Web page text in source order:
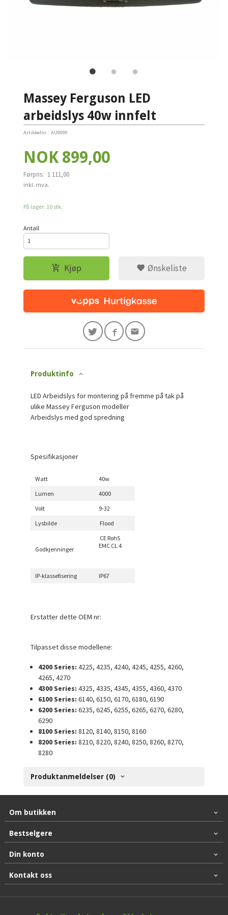
Massey Ferguson LED
arbeidslys 40w innfelt
Artikkelnr.: AU9090
Tilbud
NOK 899,00
Førpris: 1 111,00
Rabatt
inkl. mva.
På lager: 10 stk.
Antall
Kjøp Ønskeliste
Produktinfo
LED Arbeidslys for montering på fremme på tak på
ulike Massey Ferguson modeller
Arbeidslys med god spredning
Spesifikasjoner
Watt
40w
Lumen
4000
Volt
9-32
Lysbilde
Flood
Godkjenninger
CE RohS
EMC CL 4
IP-klassefisering IP67
Erstatter dette OEM nr:
Tilpasset disse modellene:
4200 Series: 4225, 4235, 4240, 4245, 4255, 4260,
4265, 4270
4300 Series: 4325, 4335, 4345, 4355, 4360, 4370
6100 Series: 6140, 6150, 6170, 6180, 6190
6200 Series: 6235, 6245, 6255, 6265, 6270, 6280,
6290
8100 Series: 8120, 8140, 8150, 8160
8200 Series: 8210, 8220, 8240, 8250, 8260, 8270,
8280
Produktanmeldelser (0)
Om butikken
Bestselgere
Din konto
Kontakt oss